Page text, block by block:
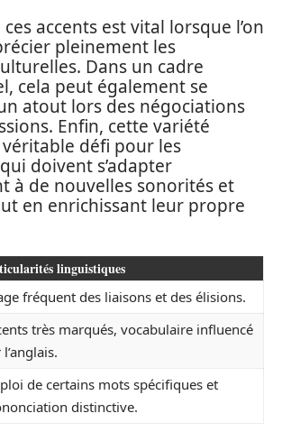
accents est vital lorsque l’on
pleinement les
Dans un cadre
cela peut également se
atout lors des négociations
Enfin, cette variété
défi pour les
doivent s’adapter
à de nouvelles sonorités et
en enrichissant leur propre
linguistiques
fréquent des liaisons et des élisions.
très marqués, vocabulaire influencé
de certains mots spécifiques et
distinctive.